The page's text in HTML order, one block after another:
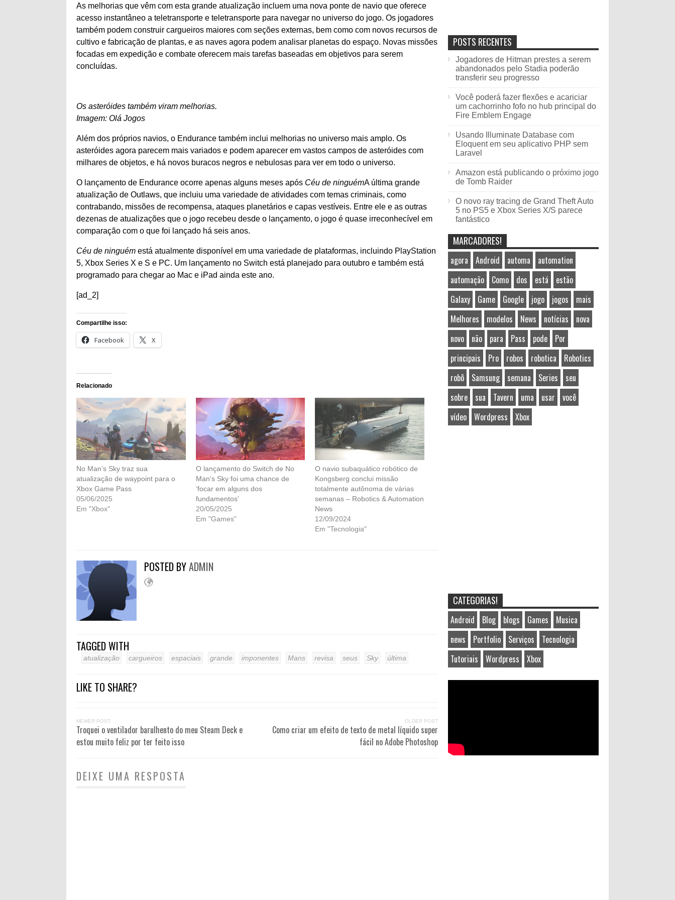
As melhorias que vêm com esta grande atualização incluem uma nova ponte de navio que oferece
acesso instantâneo a teletransporte e teletransporte para navegar no universo do jogo. Os jogadores
também podem construir cargueiros maiores com seções externas, bem como com novos recursos de
cultivo e fabricação de plantas, e as naves agora podem analisar planetas do espaço. Novas missões
focadas em expedição e combate oferecem mais tarefas baseadas em objetivos para serem
concluídas.
Os asteróides também viram melhorias.
Imagem: Olá Jogos
Além dos próprios navios, o Endurance também inclui melhorias no universo mais amplo. Os
asteróides agora parecem mais variados e podem aparecer em vastos campos de asteróides com
milhares de objetos, e há novos buracos negros e nebulosas para ver em todo o universo.
O lançamento de Endurance ocorre apenas alguns meses após Céu de ninguémA última grande
atualização de Outlaws, que incluiu uma variedade de atividades com temas criminais, como
contrabando, missões de recompensa, ataques planetários e capas vestíveis. Entre ele e as outras
dezenas de atualizações que o jogo recebeu desde o lançamento, o jogo é quase irreconhecível em
comparação com o que foi lançado há seis anos.
Céu de ninguém está atualmente disponível em uma variedade de plataformas, incluindo PlayStation
5, Xbox Series X e S e PC. Um lançamento no Switch está planejado para outubro e também está
programado para chegar ao Mac e iPad ainda este ano.
[ad_2]
Compartilhe isso:
Facebook X
Relacionado
No Man’s Sky traz sua
atualização de waypoint para o
Xbox Game Pass
05/06/2025
Em "Xbox"
O lançamento do Switch de No
Man’s Sky foi uma chance de
‘focar em alguns dos
fundamentos’
20/05/2025
Em "Games"
O navio subaquático robótico de
Kongsberg conclui missão
totalmente autônoma de várias
semanas – Robotics & Automation
News
12/09/2024
Em "Tecnologia"
POSTED BYADMIN
TAGGED WITH
atualização cargueiros espaciais grande imponentes Mans revisa seus Sky última
LIKE TO SHARE?
NEWER POST
Troquei o ventilador barulhento do meu Steam Deck e
estou muito feliz por ter feito isso
OLDER POST
Como criar um efeito de texto de metal líquido super
fácil no Adobe Photoshop
DEIXE UMA RESPOSTA
POSTS RECENTES
Jogadores de Hitman prestes a serem
abandonados pelo Stadia poderão
transferir seu progresso
Você poderá fazer flexões e acariciar
um cachorrinho fofo no hub principal do
Fire Emblem Engage
Usando Illuminate Database com
Eloquent em seu aplicativo PHP sem
Laravel
Amazon está publicando o próximo jogo
de Tomb Raider
O novo ray tracing de Grand Theft Auto
5 no PS5 e Xbox Series X/S parece
fantástico
MARCADORES!
agora Android automa
automation
automação
Como dos está
estão
Galaxy
Game Google jogo jogos
mais
Melhores
modelos News notícias
nova
novo
não para Pass pode
Por
principais
Pro robos robotica
Robotics
robô
Samsung semana Series
seu
sobre
sua Tavern uma usar
você
vídeo
Wordpress Xbox
CATEGORIAS!
Android Blog blogs Games
Musica
news
Portfolio Serviços
Tecnologia
Tutoriais
Wordpress Xbox